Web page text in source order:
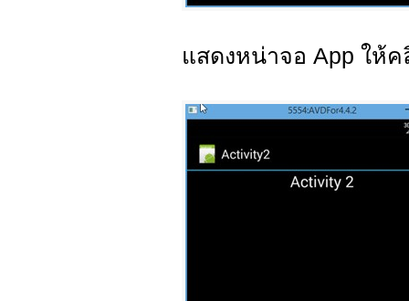
แสดงหน่าจอ App ให้